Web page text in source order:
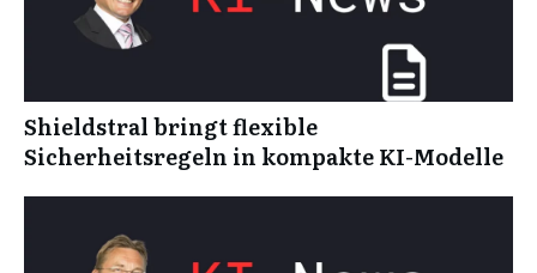
Shieldstral bringt flexible
Sicherheitsregeln in kompakte KI-Modelle